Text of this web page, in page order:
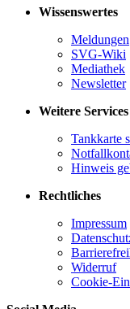
Wissenswertes
Meldungen
SVG-Wiki
Mediathek
Newsletter
Weitere Services
Tankkarte
Hinweis
Rechtliches
Impressum
Widerruf
Cookie-